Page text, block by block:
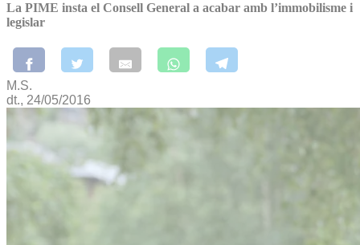
La PIME insta el Consell General a acabar amb l’immobilisme i
legislar
M.S.
dt., 24/05/2016